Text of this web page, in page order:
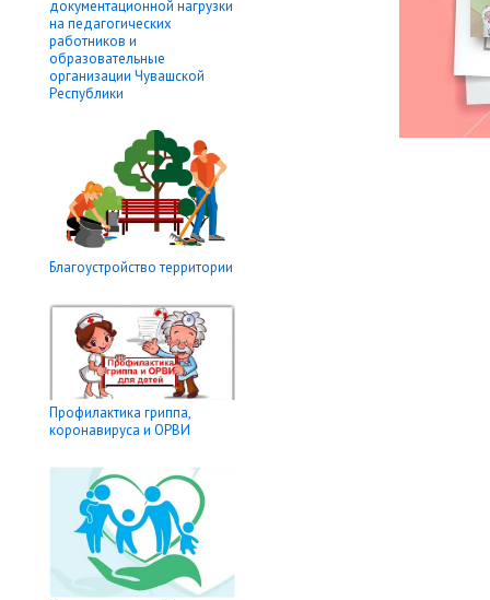
документационной нагрузки
на педагогических
работников и
образовательные
организации Чувашской
Республики
Благоустройство территории
Профилактика гриппа,
коронавируса и ОРВИ